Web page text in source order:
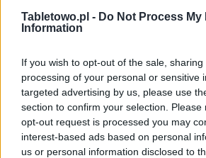
Tabletowo.pl - Do Not Process My
Information
If you wish to opt-out of the sale,
processing of your personal or sensitive
targeted advertising by us, please use
section to confirm your selection.
opt-out request is processed you may
interest-based ads based on personal
us or personal information disclosed to